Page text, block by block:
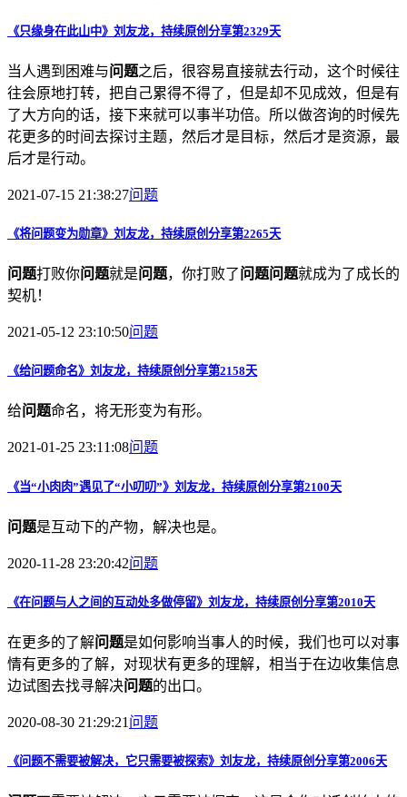
《只缘身在此山中》刘友龙，持续原创分享第2329天
当人遇到困难与问题之后，很容易直接就去行动，这个时候往
往会原地打转，把自己累得不得了，但是却不见成效，但是有
了大方向的话，接下来就可以事半功倍。所以做咨询的时候先
花更多的时间去探讨主题，然后才是目标，然后才是资源，最
后才是行动。
2021-07-15 21:38:27问题
《将问题变为勋章》刘友龙，持续原创分享第2265天
问题打败你问题就是问题，你打败了问题问题就成为了成长的
契机！
2021-05-12 23:10:50问题
《给问题命名》刘友龙，持续原创分享第2158天
给 问题命名，将无形变为有形。
2021-01-25 23:11:08问题
《当“小肉肉”遇见了“小叨叨”》刘友龙，持续原创分享第2100天
问题是互动下的产物，解决也是。
2020-11-28 23:20:42问题
《在问题与人之间的互动处多做停留》刘友龙，持续原创分享第2010天
在更多的了解问题是如何影响当事人的时候，我们也可以对事
情有更多的了解，对现状有更多的理解，相当于在边收集信息
边试图去找寻解决问题的出口。
2020-08-30 21:29:21 问题
《问题不需要被解决，它只需要被探索》刘友龙，持续原创分享第2006天